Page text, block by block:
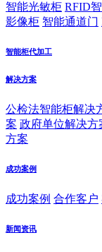
智能光敏柜 RFID
影像柜 智能通道门
智能柜代加工
解决方案
公检法智能柜解决
案 政府单位解决方
方案
成功案例
成功案例 合作客户
新闻资讯